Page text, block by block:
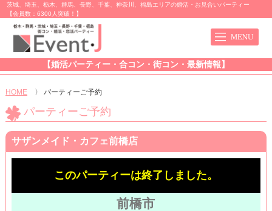
茨城、埼玉、栃木、群馬、長野、千葉、神奈川、福島エリアの婚活・お見合いパーティー
【会員数：6300人突破！】
【婚活パーティー・合コン・街コン・最新情報】
HOME 〉 パーティーご予約
パーティーご予約
サザンメイド・カフェ前橋店
このパーティーは終了しました。
前橋市